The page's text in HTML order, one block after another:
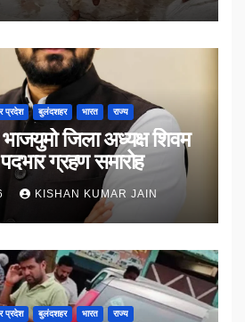
प्रदेश बुलंदशहर भारत राज्य
जिला अध्यक्ष शिवम
ग्रहण समारोह
KISHAN KUMAR JAIN
प्रदेश बुलंदशहर भारत राज्य